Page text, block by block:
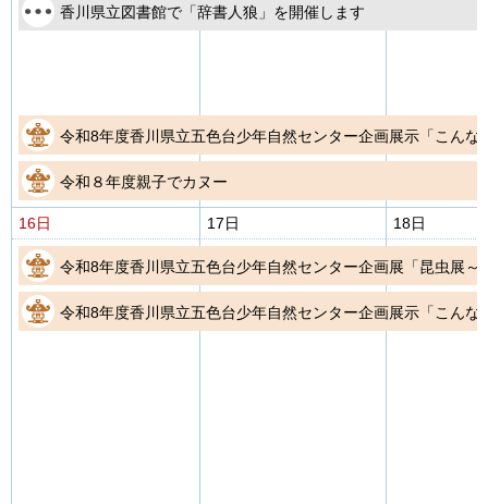
香川県立図書館で「辞書人狼」を開催します
令和8年度香川県立五色台少年自然センター企画展示「こん
令和８年度親子でカヌー
16日 17日 18日
令和8年度香川県立五色台少年自然センター企画展「昆虫展
令和8年度香川県立五色台少年自然センター企画展示「こん